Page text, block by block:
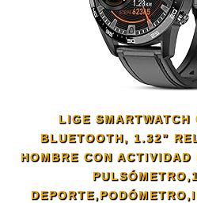
LIGE
BLUETOOTH, 1.32”
HOMBRE CON ACTIVIDAD